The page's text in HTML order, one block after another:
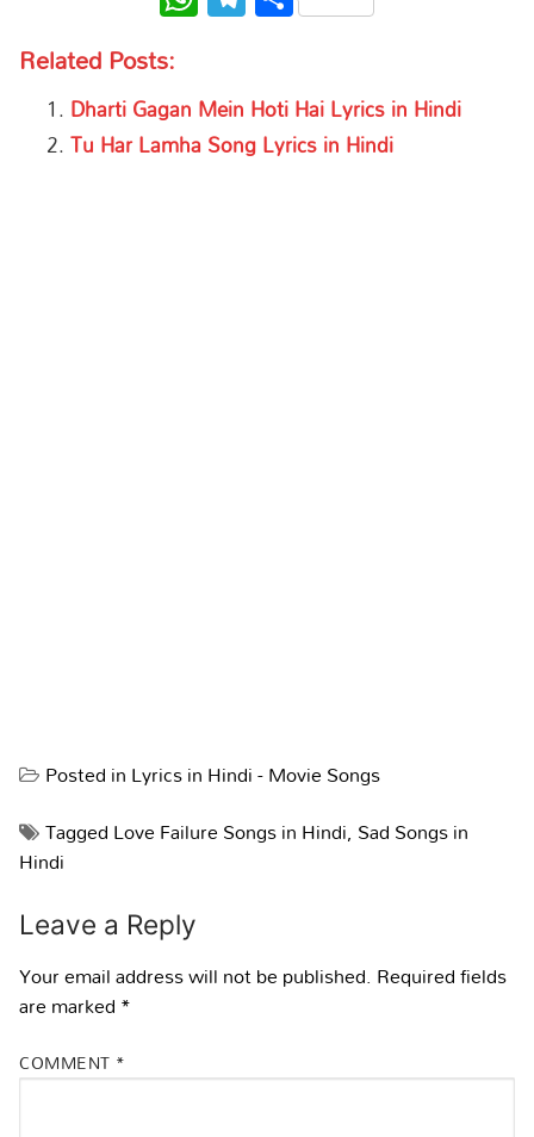
Related Posts:
Dharti Gagan Mein Hoti Hai Lyrics in Hindi
Tu Har Lamha Song Lyrics in Hindi
Posted inLyrics in Hindi - Movie Songs
TaggedLove Failure Songs in Hindi, Sad Songs in
Hindi
Leave a Reply
Your email address will not be published. Required fields
are marked*
COMMENT *